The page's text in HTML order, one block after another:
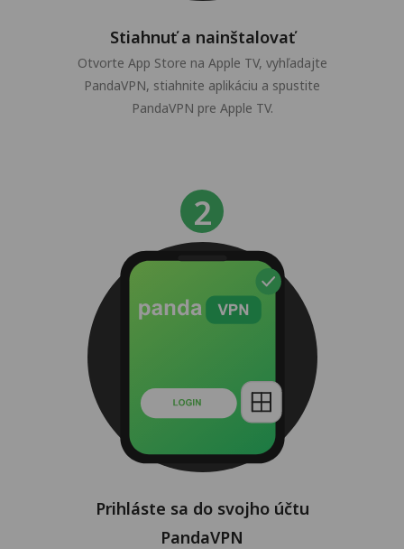
Stiahnuť a nainštalovať
Otvorte App Store na Apple TV, vyhľadajte
PandaVPN, stiahnite aplikáciu a spustite
PandaVPN pre Apple TV.
Prihláste sa do svojho účtu
PandaVPN